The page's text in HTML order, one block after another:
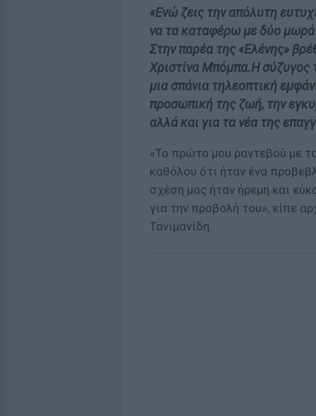
«Ενώ ζεις την απόλυτη
να τα καταφέρω με δύο
Στην παρέα της «Ελένης»
Χριστίνα Μπόμπα.Η σύζυγος
μια σπάνια τηλεοπτική
προσωπική της ζωή, την
αλλά και για τα νέα της
«Το πρώτο μου ραντεβού με
καθόλου ότι ήταν ένα
σχέση μας ήταν ήρεμη και
για την προβολή του», είπε
Τανιμανίδη.